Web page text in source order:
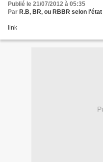
Publié le 21/07/2012 à 05:35
Par R.B, BR, ou RBBR selon
link